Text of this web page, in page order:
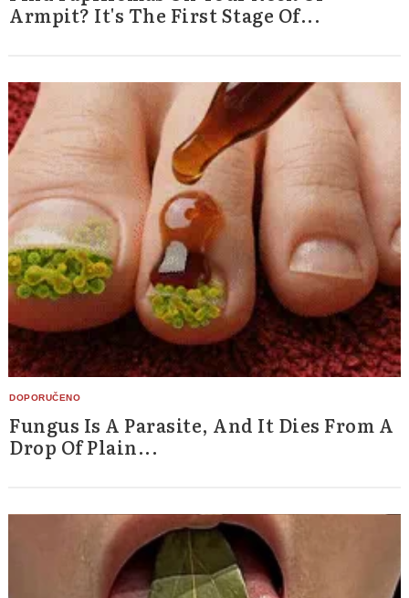
Armpit? It's The First Stage Of...
Fungus Is A Parasite, And It Dies From A
Drop Of Plain...